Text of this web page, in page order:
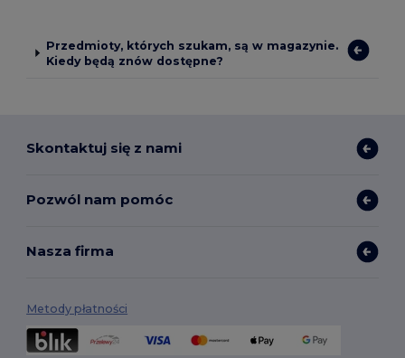
Przedmioty, których szukam, są w magazynie.
Kiedy będą znów dostępne?
Skontaktuj się z nami
Pozwól nam pomóc
Nasza firma
Metody płatności